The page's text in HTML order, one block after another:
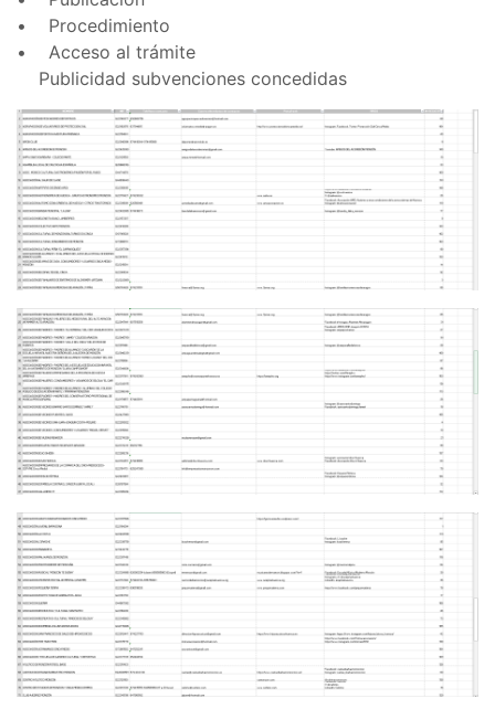
• Procedimiento
• Acceso al trámite
Publicidad subvenciones concedidas